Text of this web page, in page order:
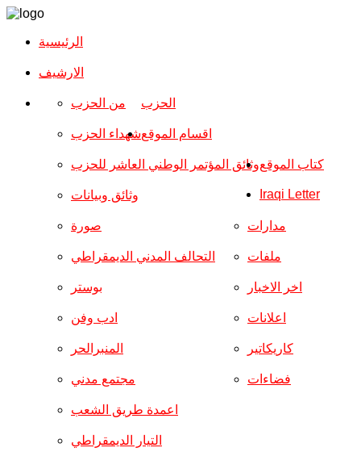
الرئيسية
الارشیف
الحزب من الحزب
شهداء الحزب
وثائق المؤتمر الوطني العاشر للحزب
وثائق وبيانات
اقسام الموقع
صورة
التحالف المدني الديمقراطي
بوستر
ادب وفن
المنبرالحر
مجتمع مدني
مدارات
ملفات
اخر الاخبار
اعلانات
كاريكاتير
فضاءات
اعمدة طريق الشعب
التيار الديمقراطي
كتاب الموقع
Iraqi Letter